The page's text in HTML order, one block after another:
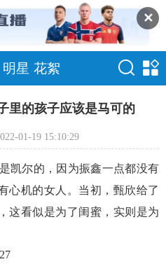
✕
明星 花絮
里的孩子应该是马可的
01-19 15:10:29
凯尔的，因为振鑫一点都没有
心机的女人。当初，甄欣给了
这看似是为了闺蜜，实则是为